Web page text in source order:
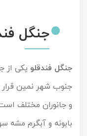
جنگل
جنگل فندقلو یکی از
جنوب شهر نمین قرار
و جانوران مختلف
بابونه و آبگرم مشه